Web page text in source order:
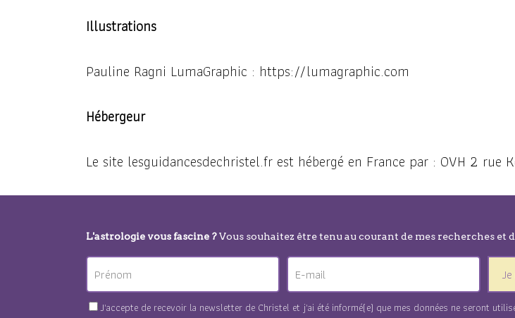
Illustrations
Pauline Ragni LumaGraphic : https://lumagraphic.com
Hébergeur
Le site lesguidancesdechristel.fr est hébergé en France par : OVH 2 rue
L'astrologie vous fascine ?Vous souhaitez être tenu au courant de mes recherches
J'accepte de recevoir la newsletter de Christel et j'ai été informé(e) que mes données ne seront